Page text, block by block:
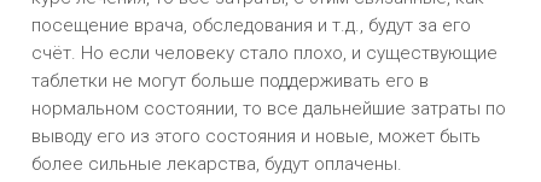
посещение врача, обследования и т.д., будут за его
счёт. Но если человеку стало плохо, и существующие
таблетки не могут больше поддерживать его в
нормальном состоянии, то все дальнейшие затраты по
выводу его из этого состояния и новые, может быть
более сильные лекарства, будут оплачены.